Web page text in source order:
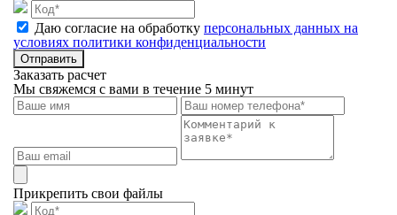
Даю согласие на обработку персональных данных на
условиях политики конфиденциальности
Отправить
Заказать расчет
Мы свяжемся с вами в течение 5 минут
Прикрепить свои файлы